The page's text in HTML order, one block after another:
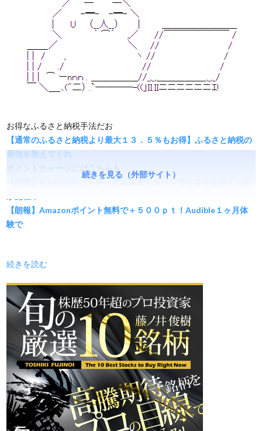
お得なふるさと納税手法だお
【通常のふるさと納税より最大１３．５％もお得】ふるさと納税の
最強を教えてくれ
ポイントチャージにはこちらを
【朗報】Amazonギフト券、初回現金チャージで１０００ポイント
【朗報】Amazonポイント無料で＋５００ｐｔ！Audible１ヶ月体
験で
続きを読む
続きを見る（外部サイト）